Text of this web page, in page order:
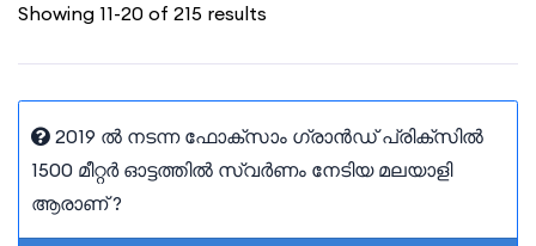
Showing 11-20 of 215 results
2019 ൽ നടന്ന ഫോക്‌സാം ഗ്രാൻഡ് പ്രിക്‌സിൽ
1500 മീറ്റർ ഓട്ടത്തിൽ സ്വർണം നേടിയ മലയാളി
ആരാണ് ?